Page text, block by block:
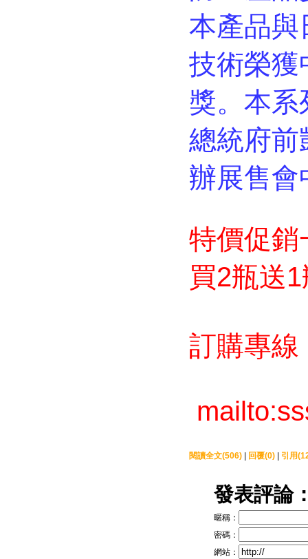
本產品與
技術榮獲
獎。本系
總統府前
辦展售會
特價促銷
買2瓶送
訂購專線
閱讀全文(506) 回覆(0) 引用
發表評論
暱稱：
密碼：
網站：